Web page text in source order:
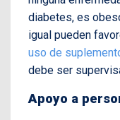
diabetes, es
igual pueden
uso de
debe ser
Apoyo a